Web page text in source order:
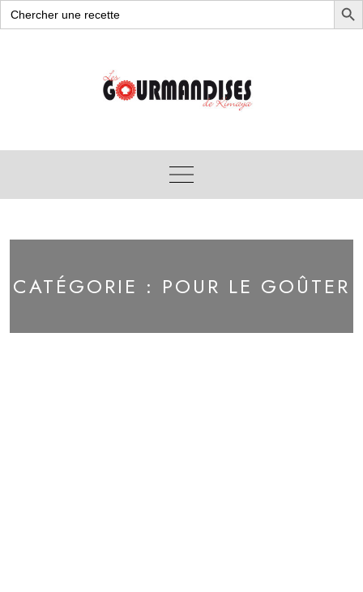
Search
for:
CATÉGORIE : POUR LE GOÛTER